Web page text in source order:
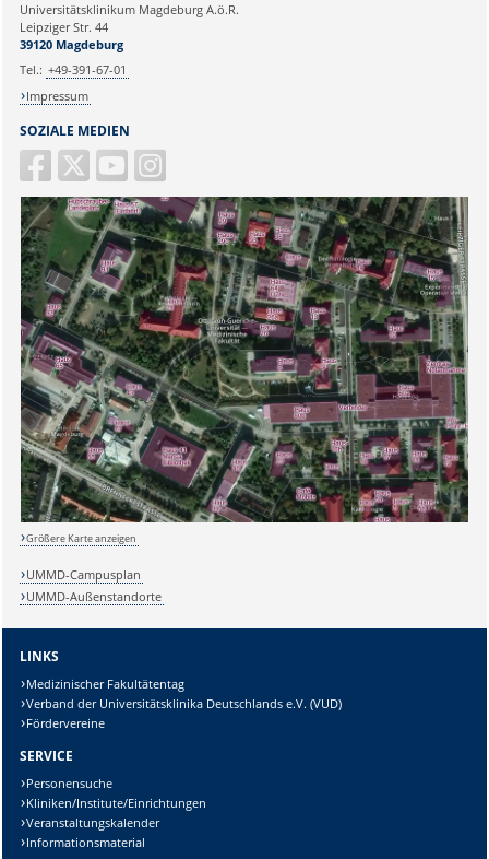
Ihr Anliegen:
Sicherheitsabfrage:
Lösung:
SOZIALE MEDIEN
Universitätsklinikum Magdeburg A.ö.R.
Leipziger Str. 44
39120 Magdeburg
Tel.: +49-391-67-01
Impressum
Größere Karte anzeigen
UMMD-Campusplan
UMMD-Außenstandorte
LINKS
Medizinischer Fakultätentag
Verband der Universitätsklinika Deutschlands e.V. (VUD)
Fördervereine
SERVICE
Personensuche
Kliniken/Institute/Einrichtungen
Veranstaltungskalender
Informationsmaterial